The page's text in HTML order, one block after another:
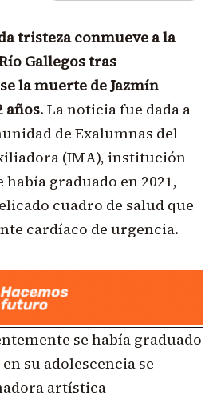
tristeza conmueve a la
Gallegos tras
la muerte de Jazmín
años. La noticia fue dada a
de Exalumnas del
(IMA), institución
había graduado en 2021,
cuadro de salud que
cardíaco de urgencia.
se había graduado
su adolescencia se
artística